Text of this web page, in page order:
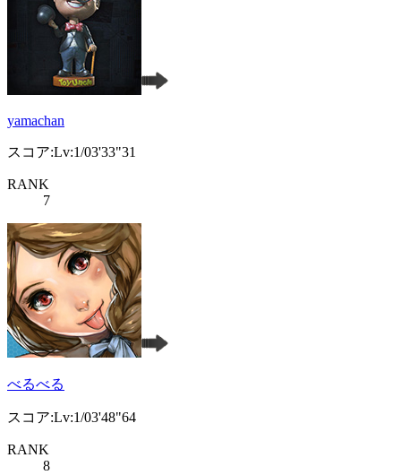
yamachan
スコア:Lv:1/03'33"31
RANK
7
べるべる
スコア:Lv:1/03'48"64
RANK
8